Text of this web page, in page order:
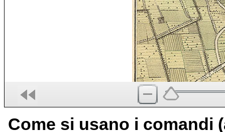
Come si usano i comandi